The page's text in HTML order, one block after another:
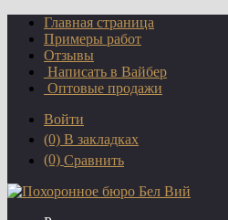
Главная страница
Примеры работ
Отзывы
Написать в Вайбер
Оптовые продажи
Войти
(0) В закладках
(0) Сравнить